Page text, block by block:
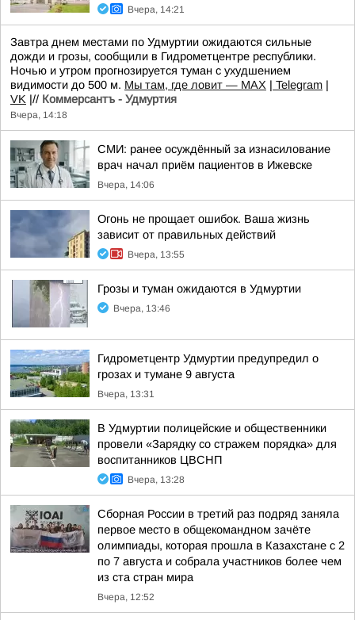
Вчера, 14:21
Завтра днем местами по Удмуртии ожидаются сильные
дожди и грозы, сообщили в Гидрометцентре республики.
Ночью и утром прогнозируется туман с ухудшением
видимости до 500 м. Мы там, где ловит — MAX | Telegram |
VK |// Коммерсантъ - Удмуртия
Вчера, 14:18
СМИ: ранее осуждённый за изнасилование
врач начал приём пациентов в Ижевске
Вчера, 14:06
Огонь не прощает ошибок. Ваша жизнь
зависит от правильных действий
Вчера, 13:55
Грозы и туман ожидаются в Удмуртии
Вчера, 13:46
Гидрометцентр Удмуртии предупредил о
грозах и тумане 9 августа
Вчера, 13:31
В Удмуртии полицейские и общественники
провели «Зарядку со стражем порядка» для
воспитанников ЦВСНП
Вчера, 13:28
Сборная России в третий раз подряд заняла
первое место в общекомандном зачёте
олимпиады, которая прошла в Казахстане с 2
по 7 августа и собрала участников более чем
из ста стран мира
Вчера, 12:52